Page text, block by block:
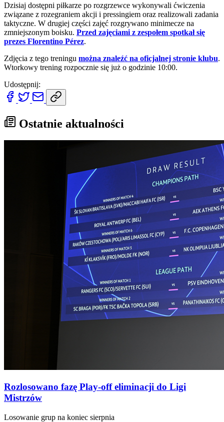
Dzisiaj dostępni piłkarze po rozgrzewce wykonywali ćwiczenia
związane z rozegraniem akcji i pressingiem oraz realizowali zadania
taktyczne. W drugiej części zajęć rozgrywano minimecze na
zmniejszonym boisku. Przed zajęciami z zespołem spotkał się
prezes Florentino Pérez.
Zdjęcia z tego treningu można znaleźć na oficjalnej stronie klubu.
Wtorkowy trening rozpocznie się już o godzinie 10:00.
Udostępnij:
Ostatnie aktualności
Rozlosowano fazę Play-off eliminacji do Ligi
Mistrzów
Losowanie grup na koniec sierpnia